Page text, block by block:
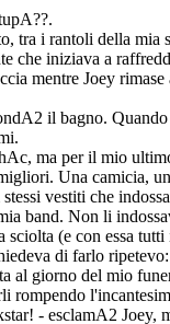
tra i rantoli della mia
che iniziava a
mentre Joey rimase
il bagno.
ma per il mio
Una camicia,
vestiti che
band. Non li
sciolta (e con essa
di farlo
al giorno del mio
rompendo
- esclamA2 Joey,